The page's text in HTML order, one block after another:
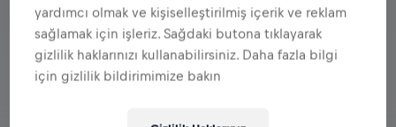
yardımcı olmak ve kişiselleştirilmiş içerik ve reklam
sağlamak için işleriz. Sağdaki butona tıklayarak
gizlilik haklarınızı kullanabilirsiniz. Daha fazla bilgi
için gizlilik bildirimimize bakın